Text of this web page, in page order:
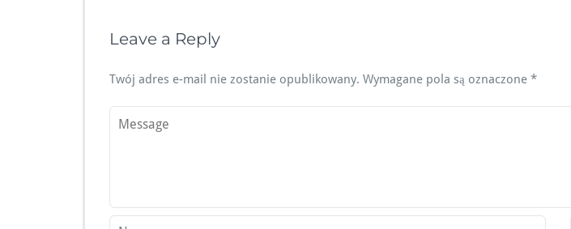
Leave a Reply
Twój adres e-mail nie zostanie opublikowany. Wymagane pola są oznaczone *